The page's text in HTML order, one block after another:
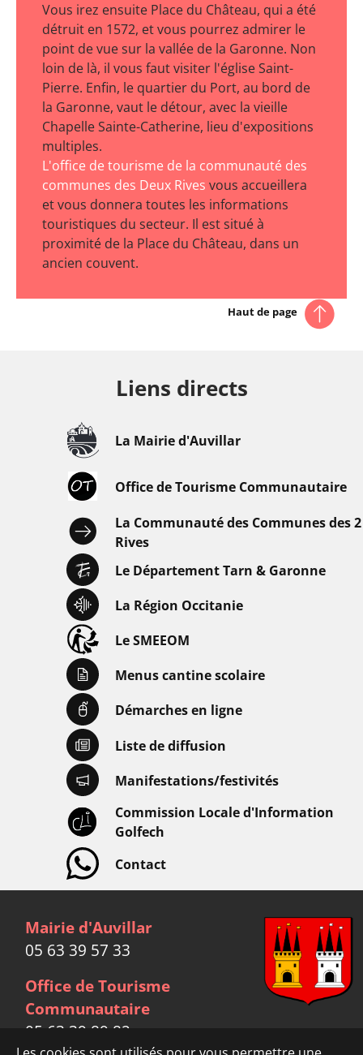
Vous irez ensuite Place du Château, qui a été
détruit en 1572, et vous pourrez admirer le
point de vue sur la vallée de la Garonne. Non
loin de là, il vous faut visiter l'église Saint-
Pierre. Enfin, le quartier du Port, au bord de
la Garonne, vaut le détour, avec la vieille
Chapelle Sainte-Catherine, lieu d'expositions
multiples.
L'office de tourisme de la communauté des
communes des Deux Rives vous accueillera
et vous donnera toutes les informations
touristiques du secteur. Il est situé à
proximité de la Place du Château, dans un
ancien couvent.
Haut de page
Liens directs
La Mairie d'Auvillar
Office de Tourisme Communautaire
La Communauté des Communes des 2
Rives
Le Département Tarn & Garonne
La Région Occitanie
Le SMEEOM
Menus cantine scolaire
Démarches en ligne
Liste de diffusion
Manifestations/festivités
Commission Locale d'Information
Golfech
Contact
Mairie d'Auvillar
05 63 39 57 33
Office de Tourisme
Communautaire
05 63 39 89 82